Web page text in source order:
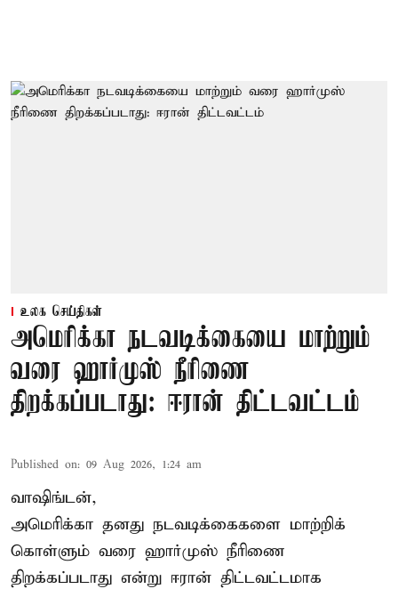
உலக செய்திகள்
அமெரிக்கா நடவடிக்கையை மாற்றும்
வரை ஹார்முஸ் நீரிணை
திறக்கப்படாது: ஈரான் திட்டவட்டம்
Published on: 09 Aug 2026, 1:24 am
வாஷிங்டன்,
அமெரிக்கா தனது நடவடிக்கைகளை மாற்றிக்
கொள்ளும் வரை ஹார்முஸ் நீரிணை
திறக்கப்படாது என்று ஈரான் திட்டவட்டமாக